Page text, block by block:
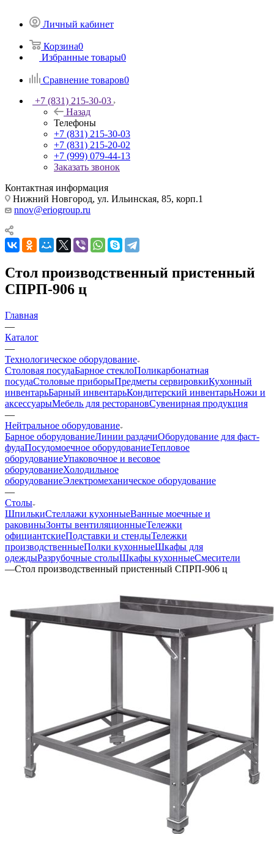
Личный кабинет
Корзина0
Избранные товары0
Сравнение товаров0
+7 (831) 215-30-03
Назад
Телефоны
+7 (831) 215-30-03
+7 (831) 215-20-02
+7 (999) 079-44-13
Заказать звонок
Контактная информация
Нижний Новгород, ул. Ильинская, 85, корп.1
nnov@eriogroup.ru
Стол производственный пристенный
СПРП-906 ц
Главная
—
Каталог
—
Технологическое оборудование
Столовая посудаБарное стеклоПоликарбонатная
посудаСтоловые приборыПредметы сервировкиКухонный
инвентарьБарный инвентарьКондитерский инвентарьНожи и
аксессуарыМебель для ресторановСувенирная продукция
—
Нейтральное оборудование
Барное оборудованиеЛинии раздачиОборудование для фаст-
фудаПосудомоечное оборудованиеТепловое
оборудованиеУпаковочное и весовое
оборудованиеХолодильное
оборудованиеЭлектромеханическое оборудование
—
Столы
ШпилькиСтеллажи кухонныеВанные моечные и
раковиныЗонты вентиляционныеТележки
официантскиеПодставки и стендыТележки
производственныеПолки кухонныеШкафы для
одеждыРазрубочные столыШкафы кухонныеСмесители
—Стол производственный пристенный СПРП-906 ц